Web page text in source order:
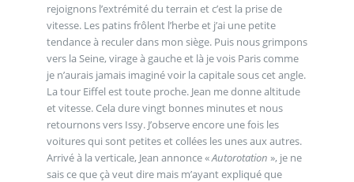
rejoignons l’extrémité du terrain et c’est la prise de
vitesse. Les patins frôlent l’herbe et j’ai une petite
tendance à reculer dans mon siège. Puis nous grimpons
vers la Seine, virage à gauche et là je vois Paris comme
je n’aurais jamais imaginé voir la capitale sous cet angle.
La tour Eiffel est toute proche. Jean me donne altitude
et vitesse. Cela dure vingt bonnes minutes et nous
retournons vers Issy. J’observe encore une fois les
voitures qui sont petites et collées les unes aux autres.
Arrivé à la verticale, Jean annonce «Autorotation », je ne
sais ce que çà veut dire mais m’ayant expliqué que